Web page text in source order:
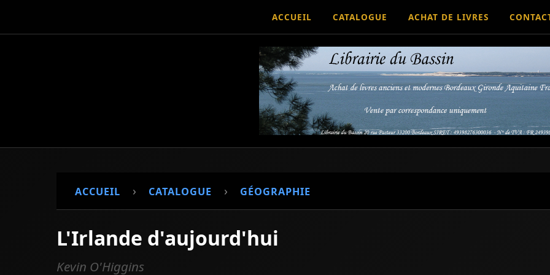
ACCUEIL CATALOGUE ACHAT DE LIVRES
ACCUEIL › CATALOGUE › GÉOGRAPHIE
L'Irlande d'aujourd'hui
Kevin O'Higgins